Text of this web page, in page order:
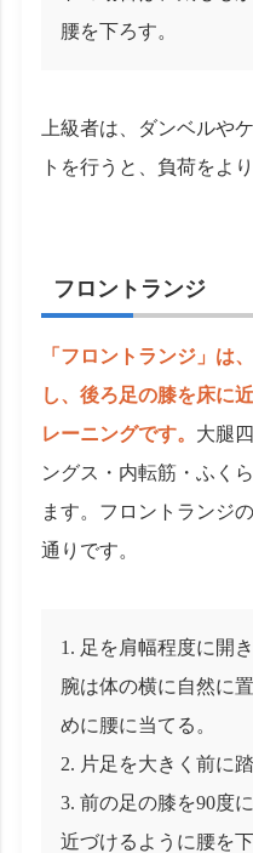
腰を下ろす。
上級者は、ダンベルや
トを行うと、負荷をよ
フロントランジ
「フロントランジ」は
し、後ろ足の膝を床に
レーニングです。 大腿
ングス・内転筋・ふく
ます。フロントランジ
通りです。
足を肩幅程度に開
腕は体の横に自然に
めに腰に当てる。
片足を大きく前に
前の足の膝を90度
近づけるように腰を